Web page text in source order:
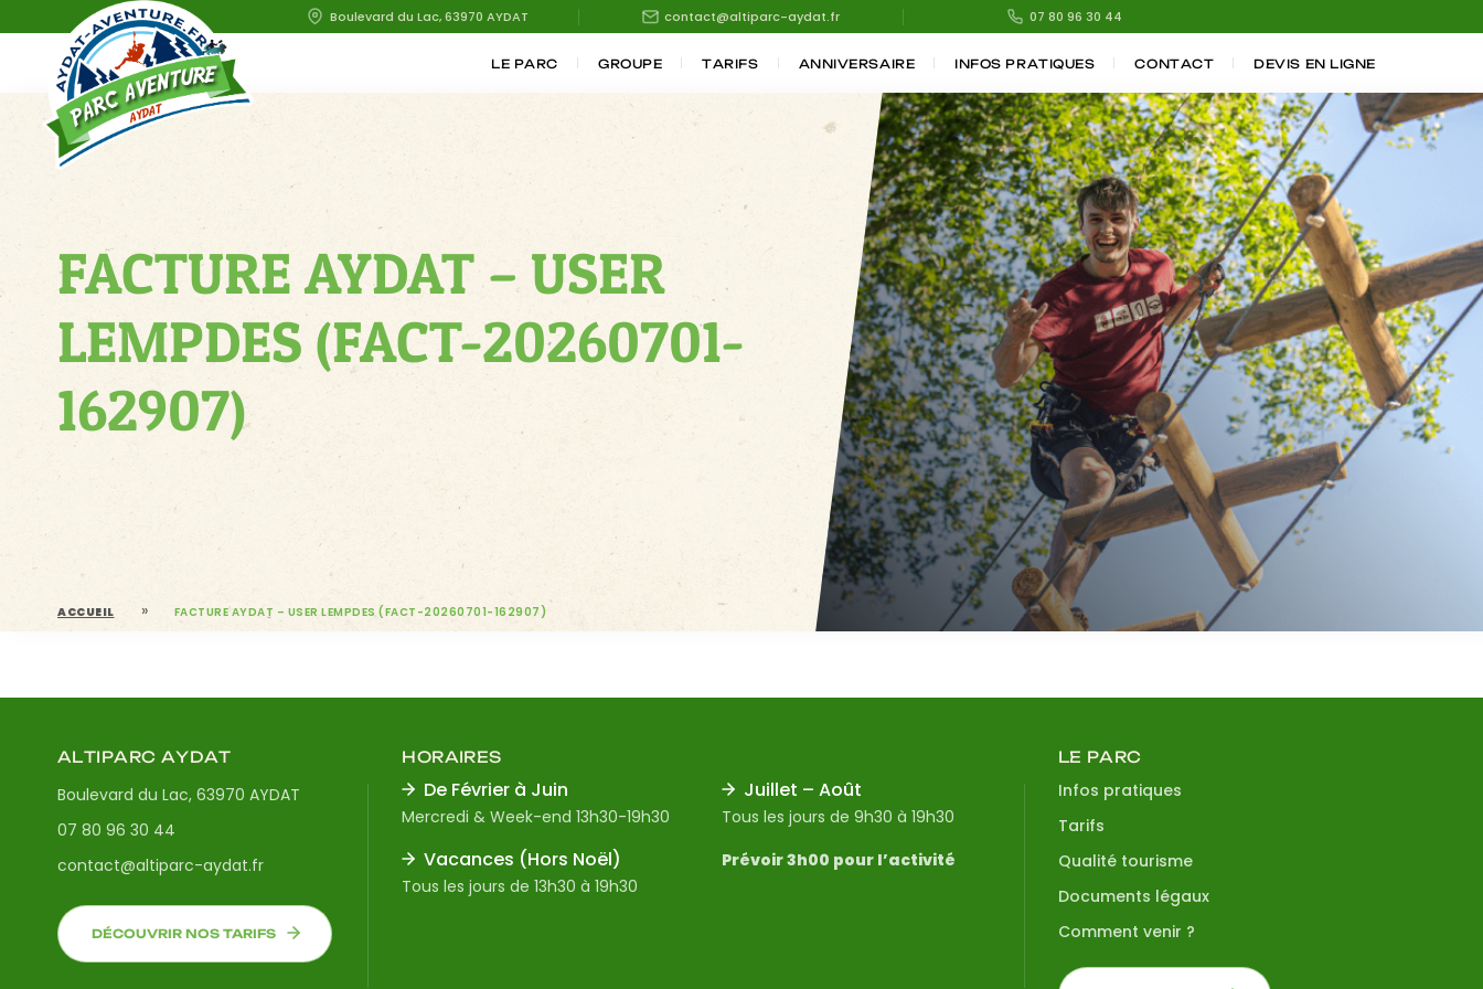
Boulevard du Lac, 63970 AYDAT contact@altiparc-aydat.fr 07 80 96 30 44
LE PARC GROUPE TARIFS ANNIVERSAIRE INFOS PRATIQUES CONTACT DEVIS EN LIGNE
FACTURE AYDAT – USER
LEMPDES (FACT-20260701-
162907)
ACCUEIL » FACTURE AYDAT – USER LEMPDES (FACT-20260701-162907)
ALTIPARC AYDAT
Boulevard du Lac, 63970 AYDAT
07 80 96 30 44
contact@altiparc-aydat.fr
DÉCOUVRIR NOS TARIFS
HORAIRES
De Février à Juin
Mercredi & Week-end 13h30-19h30
Juillet – Août
Tous les jours de 9h30 à 19h30
Vacances (Hors Noël)
Tous les jours de 13h30 à 19h30
Prévoir 3h00 pour l’activité
LE PARC
Infos pratiques
Tarifs
Qualité tourisme
Documents légaux
Comment venir ?